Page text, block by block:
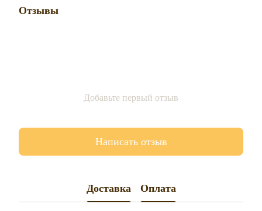
Отзывы
Добавьте первый отзыв
Написать отзыв
Доставка Оплата